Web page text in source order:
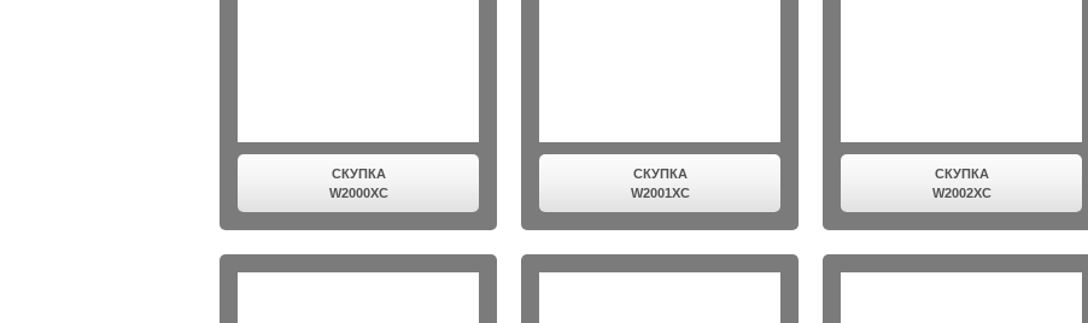
СКУПКА
W2000XC
СКУПКА
W2001XC
СКУПКА
W2002XC